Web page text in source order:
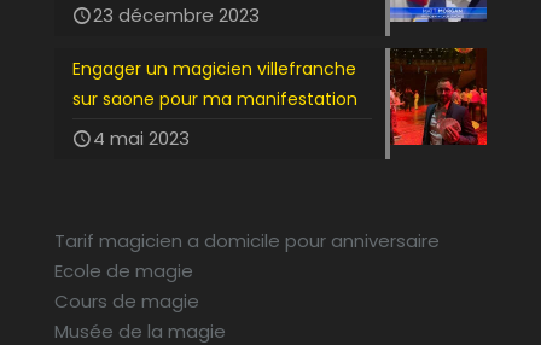
23 décembre 2023
Engager un magicien villefranche
sur saone pour ma manifestation
4 mai 2023
Tarif magicien a domicile pour anniversaire
Ecole de magie
Cours de magie
Musée de la magie